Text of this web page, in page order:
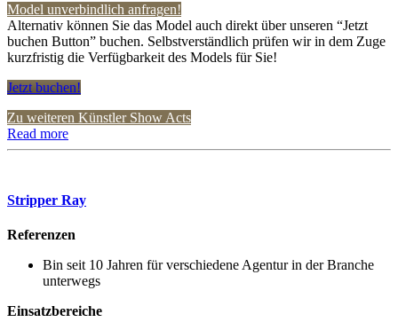
Model unverbindlich anfragen!
Alternativ können Sie das Model auch direkt über unseren “Jetzt
buchen Button” buchen. Selbstverständlich prüfen wir in dem Zuge
kurzfristig die Verfügbarkeit des Models für Sie!
Jetzt buchen!
Zu weiteren Künstler Show Acts
Read more
Stripper Ray
Referenzen
Bin seit 10 Jahren für verschiedene Agentur in der Branche
unterwegs
Einsatzbereiche